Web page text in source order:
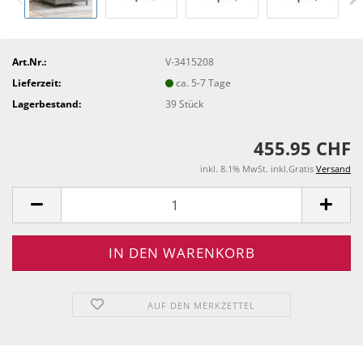
Art.Nr.:
V-3415208
Lieferzeit:
ca. 5-7 Tage
Lagerbestand:
39Stück
455.95 CHF
inkl. 8.1% MwSt. inkl.Gratis Versand
AUF DEN MERKZETTEL